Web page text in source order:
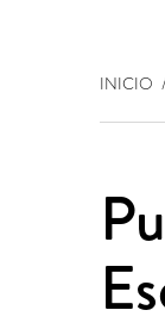
INICIO